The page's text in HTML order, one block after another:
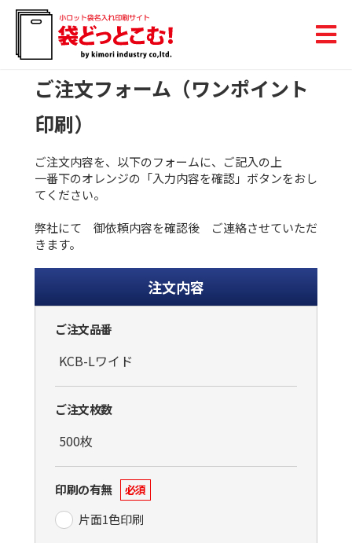
ご注文フォーム（ワンポイント
印刷）
ご注文内容を、以下のフォームに、ご記入の上
一番下のオレンジの「入力内容を確認」ボタンをおし
てください。
弊社にて 御依頼内容を確認後 ご連絡させていただ
きます。
注文内容
ご注文品番
ご注文枚数
印刷の有無 必須
片面1色印刷